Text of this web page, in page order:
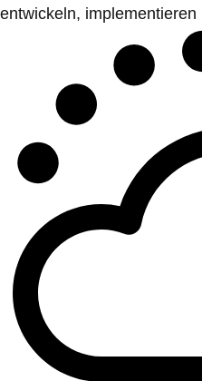
entwickeln, implementieren